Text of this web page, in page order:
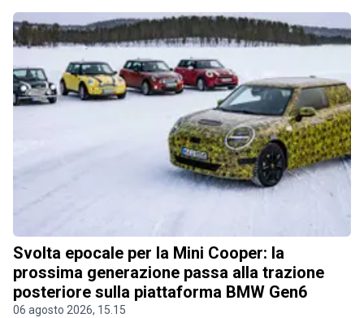
Svolta epocale per la Mini Cooper: la
prossima generazione passa alla trazione
posteriore sulla piattaforma BMW Gen6
06 agosto 2026, 15.15